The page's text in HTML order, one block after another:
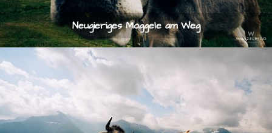
Neugieriges Moggele am Weg